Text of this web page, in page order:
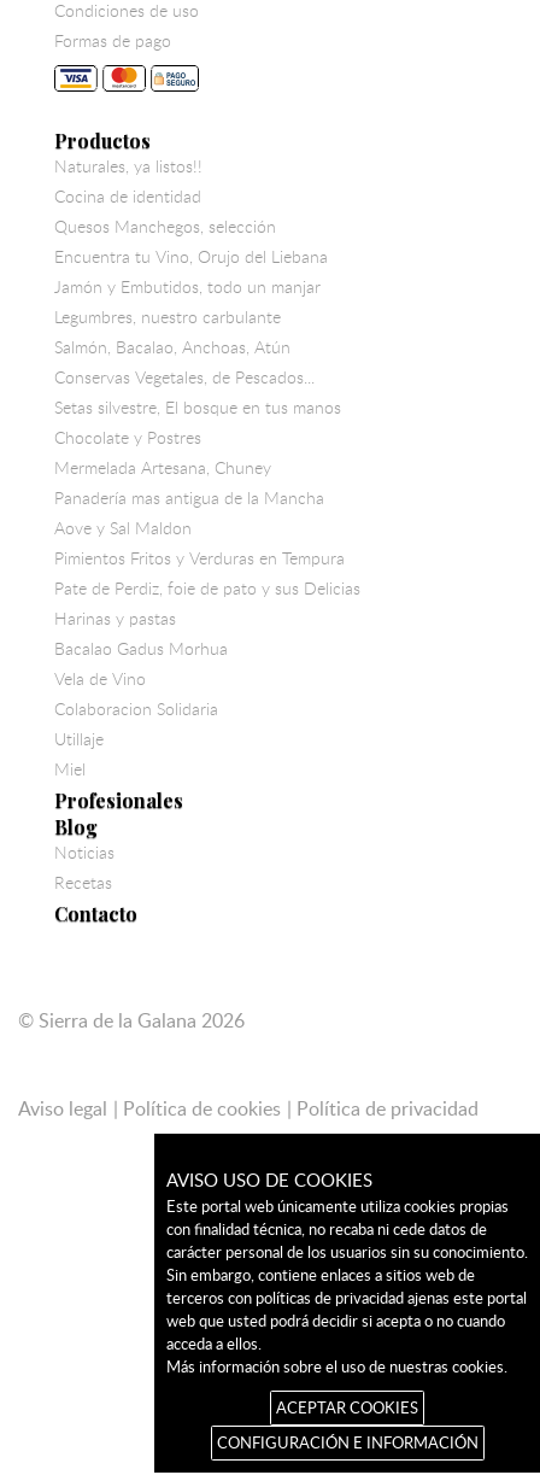
Condiciones de uso
Formas de pago
Productos
Naturales, ya listos!!
Cocina de identidad
Quesos Manchegos, selección
Encuentra tu Vino, Orujo del Liebana
Jamón y Embutidos, todo un manjar
Legumbres, nuestro carbulante
Salmón, Bacalao, Anchoas, Atún
Conservas Vegetales, de Pescados...
Setas silvestre, El bosque en tus manos
Chocolate y Postres
Mermelada Artesana, Chuney
Panadería mas antigua de la Mancha
Aove y Sal Maldon
Pimientos Fritos y Verduras en Tempura
Pate de Perdiz, foie de pato y sus Delicias
Harinas y pastas
Bacalao Gadus Morhua
Vela de Vino
Colaboracion Solidaria
Utillaje
Miel
Profesionales
Blog
Noticias
Recetas
Contacto
© Sierra de la Galana 2026
Aviso legal Política de cookies Política de privacidad
AVISO USO DE COOKIES
Este portal web únicamente utiliza cookies propias
con finalidad técnica, no recaba ni cede datos de
carácter personal de los usuarios sin su conocimiento.
Sin embargo, contiene enlaces a sitios web de
terceros con políticas de privacidad ajenas este portal
web que usted podrá decidir si acepta o no cuando
acceda a ellos.
Más información sobre el uso de nuestras cookies.
ACEPTAR COOKIES
CONFIGURACIÓN E INFORMACIÓN